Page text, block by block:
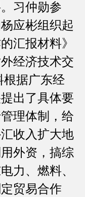
习仲勋参
应彬组织起
汇报材料》
经济技术交
根据广东经
出了具体要
理体制，给
收入扩大地
外资，搞综
力、燃料、
贸易合作